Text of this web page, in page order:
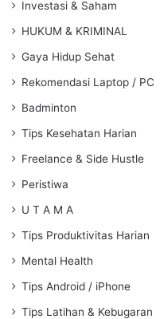
Investasi & Saham
HUKUM & KRIMINAL
Gaya Hidup Sehat
Rekomendasi Laptop / PC
Badminton
Tips Kesehatan Harian
Freelance & Side Hustle
Peristiwa
U T A M A
Tips Produktivitas Harian
Mental Health
Tips Android / iPhone
Tips Latihan & Kebugaran